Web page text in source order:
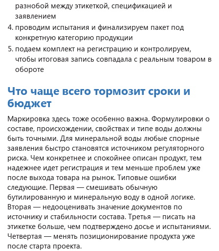
разнобой между этикеткой, спецификацией и
заявлением
проводим испытания и финализируем пакет под
конкретную категорию продукции
подаем комплект на регистрацию и контролируем,
чтобы итоговая запись совпадала с реальным товаром в
обороте
Что чаще всего тормозит сроки и
бюджет
Маркировка здесь тоже особенно важна. Формулировки о
составе, происхождении, свойствах и типе воды должны
быть точными. Для минеральной воды любые спорные
заявления быстро становятся источником регуляторного
риска. Чем конкретнее и спокойнее описан продукт, тем
надежнее идет регистрация и тем меньше проблем уже
после выхода товара на рынок. Типовые ошибки
следующие. Первая — смешивать обычную
бутилированную и минеральную воду в одной логике.
Вторая — недооценивать значение документов по
источнику и стабильности состава. Третья — писать на
этикетке больше, чем подтверждено досье и испытаниями.
Четвертая — менять позиционирование продукта уже
после старта проекта.